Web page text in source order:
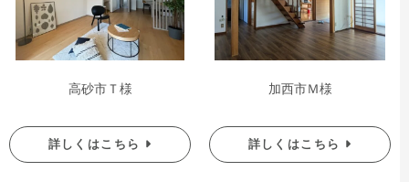
高砂市Ｔ様
詳しくはこちら
加西市Ｍ様
詳しくはこちら